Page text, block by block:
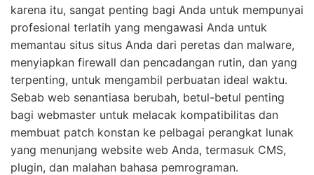
karena itu, sangat penting bagi Anda untuk mempunyai
profesional terlatih yang mengawasi Anda untuk
memantau situs situs Anda dari peretas dan malware,
menyiapkan firewall dan pencadangan rutin, dan yang
terpenting, untuk mengambil perbuatan ideal waktu.
Sebab web senantiasa berubah, betul-betul penting
bagi webmaster untuk melacak kompatibilitas dan
membuat patch konstan ke pelbagai perangkat lunak
yang menunjang website web Anda, termasuk CMS,
plugin, dan malahan bahasa pemrograman.